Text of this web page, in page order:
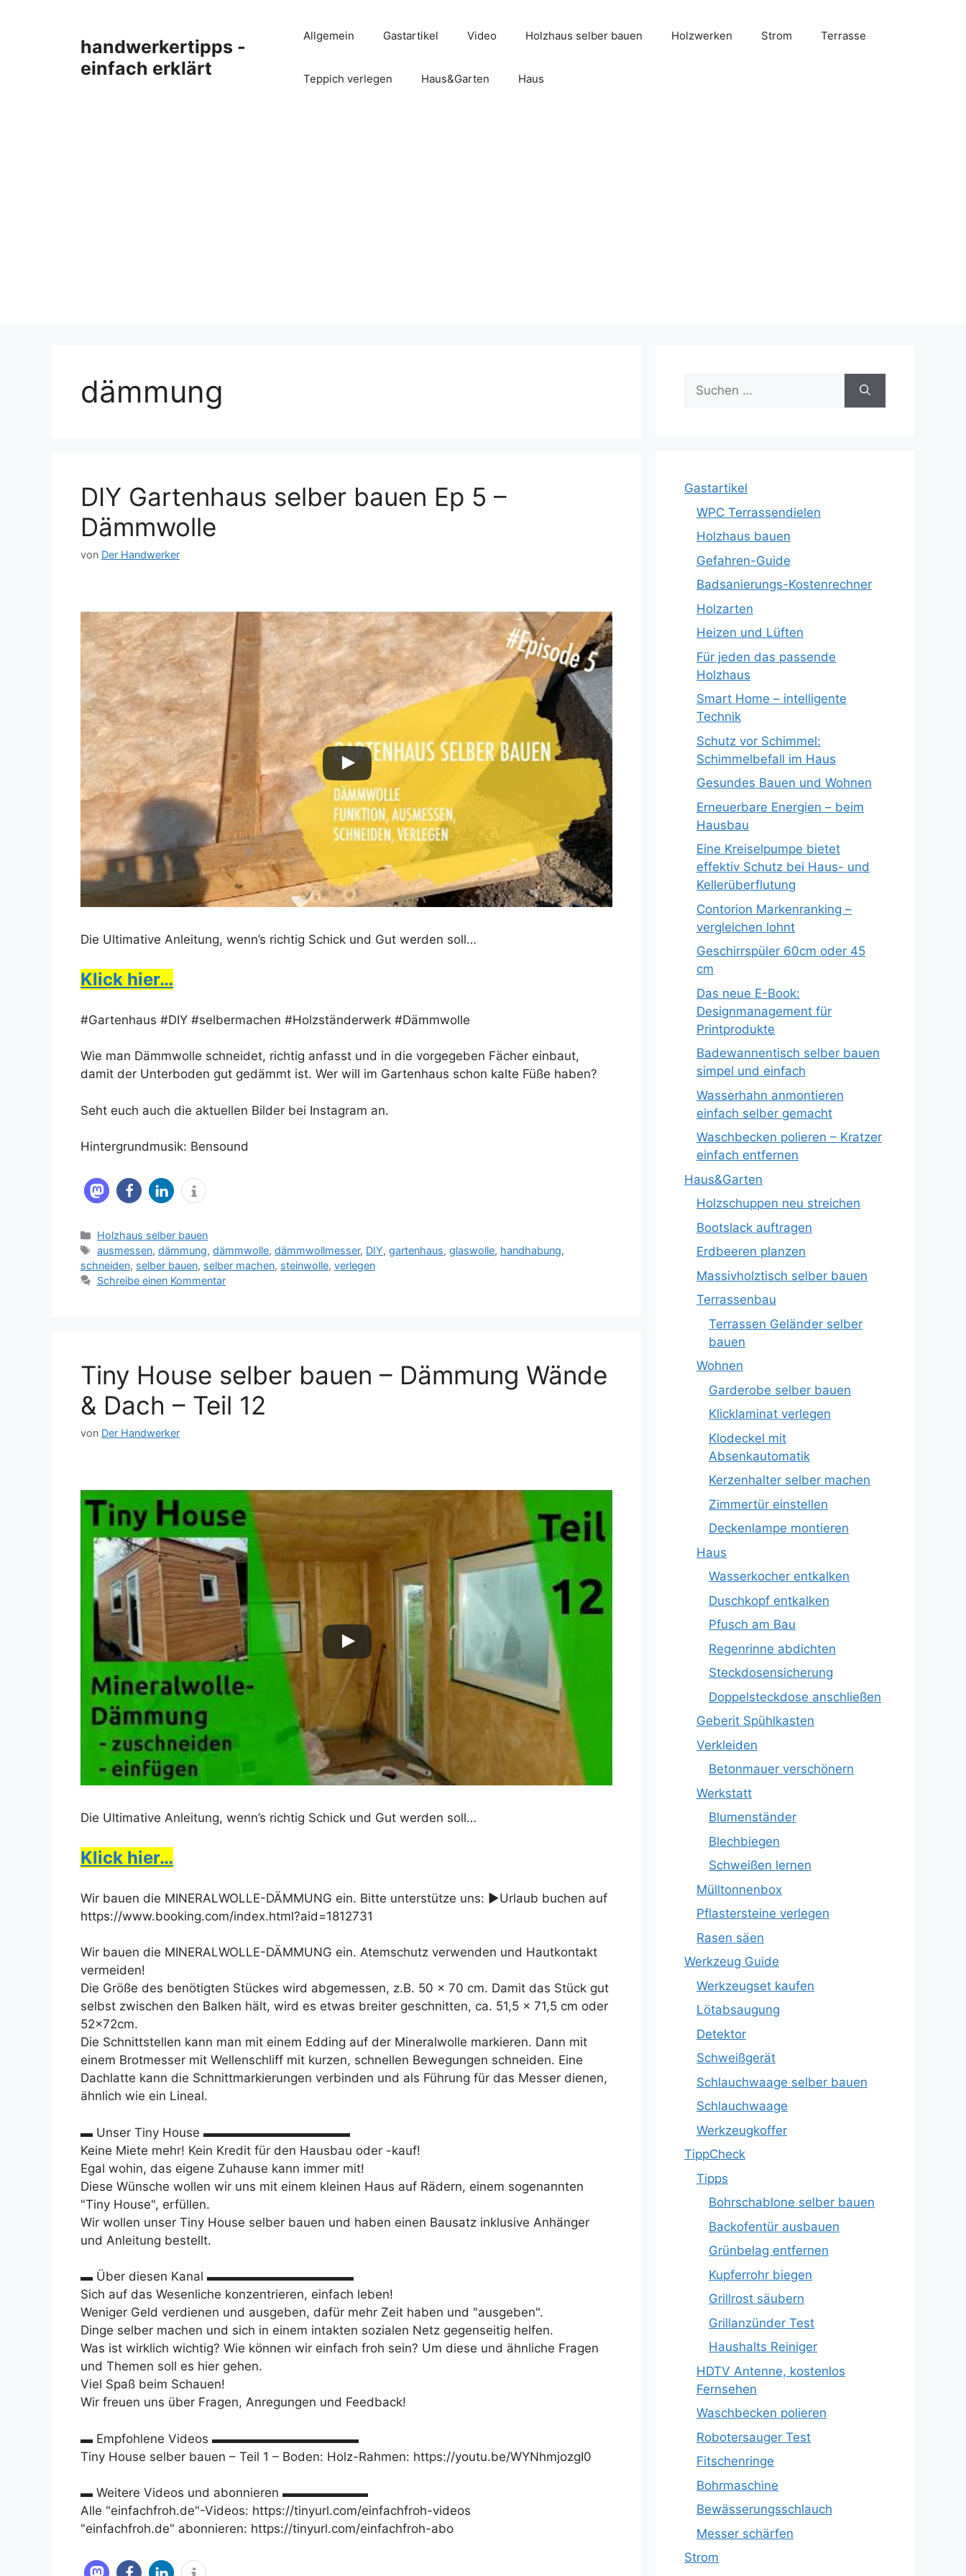
handwerkertipps -
einfach erklärt
Allgemein Gastartikel Video Holzhaus selber bauen Holzwerken Strom Terrasse
Teppich verlegen Haus&Garten Haus
dämmung
DIY Gartenhaus selber bauen Ep 5 –
Dämmwolle
von Der Handwerker
Dieses Video auf YouTube ansehen
Die Ultimative Anleitung, wenn’s richtig Schick und Gut werden soll…
Klick hier…
#Gartenhaus #DIY #selbermachen #Holzständerwerk #Dämmwolle
Wie man Dämmwolle schneidet, richtig anfasst und in die vorgegeben Fächer einbaut,
damit der Unterboden gut gedämmt ist. Wer will im Gartenhaus schon kalte Füße haben?
Seht euch auch die aktuellen Bilder bei Instagram an.
Hintergrundmusik: Bensound
Kategorien
Holzhaus selber bauen
Schlagwörter
ausmessen,dämmung,dämmwolle,dämmwollmesser, DIY,gartenhaus,glaswolle, handhabung,
schneiden, selber bauen, selber machen, steinwolle, verlegen
Schreibe einen Kommentar
Tiny House selber bauen – Dämmung Wände
& Dach – Teil 12
von Der Handwerker
Dieses Video auf YouTube ansehen
Die Ultimative Anleitung, wenn’s richtig Schick und Gut werden soll…
Klick hier…
Wir bauen die MINERALWOLLE-DÄMMUNG ein. Bitte unterstütze uns: ►Urlaub buchen auf
https://www.booking.com/index.html?aid=1812731
Wir bauen die MINERALWOLLE-DÄMMUNG ein. Atemschutz verwenden und Hautkontakt
vermeiden!
Die Größe des benötigten Stückes wird abgemessen, z.B. 50 x 70 cm. Damit das Stück gut
selbst zwischen den Balken hält, wird es etwas breiter geschnitten, ca. 51,5 x 71,5 cm oder
52x72cm.
Die Schnittstellen kann man mit einem Edding auf der Mineralwolle markieren. Dann mit
einem Brotmesser mit Wellenschliff mit kurzen, schnellen Bewegungen schneiden. Eine
Dachlatte kann die Schnittmarkierungen verbinden und als Führung für das Messer dienen,
ähnlich wie ein Lineal.
▬ Unser Tiny House ▬▬▬▬▬▬▬▬▬▬▬▬
Keine Miete mehr! Kein Kredit für den Hausbau oder -kauf!
Egal wohin, das eigene Zuhause kann immer mit!
Diese Wünsche wollen wir uns mit einem kleinen Haus auf Rädern, einem sogenannten
"Tiny House", erfüllen.
Wir wollen unser Tiny House selber bauen und haben einen Bausatz inklusive Anhänger
und Anleitung bestellt.
▬ Über diesen Kanal ▬▬▬▬▬▬▬▬▬▬▬▬
Sich auf das Wesenliche konzentrieren, einfach leben!
Weniger Geld verdienen und ausgeben, dafür mehr Zeit haben und "ausgeben".
Dinge selber machen und sich in einem intakten sozialen Netz gegenseitig helfen.
Was ist wirklich wichtig? Wie können wir einfach froh sein? Um diese und ähnliche Fragen
und Themen soll es hier gehen.
Viel Spaß beim Schauen!
Wir freuen uns über Fragen, Anregungen und Feedback!
▬ Empfohlene Videos ▬▬▬▬▬▬▬▬▬▬▬▬
Tiny House selber bauen – Teil 1 – Boden: Holz-Rahmen: https://youtu.be/WYNhmjozgI0
▬ Weitere Videos und abonnieren ▬▬▬▬▬▬▬
Alle "einfachfroh.de"-Videos: https://tinyurl.com/einfachfroh-videos
"einfachfroh.de" abonnieren: https://tinyurl.com/einfachfroh-abo
Suche
nach:
Gastartikel
WPC Terrassendielen
Holzhaus bauen
Gefahren-Guide
Badsanierungs-Kostenrechner
Holzarten
Heizen und Lüften
Für jeden das passende
Holzhaus
Smart Home – intelligente
Technik
Schutz vor Schimmel:
Schimmelbefall im Haus
Gesundes Bauen und Wohnen
Erneuerbare Energien – beim
Hausbau
Eine Kreiselpumpe bietet
effektiv Schutz bei Haus- und
Kellerüberflutung
Contorion Markenranking –
vergleichen lohnt
Geschirrspüler 60cm oder 45
cm
Das neue E-Book:
Designmanagement für
Printprodukte
Badewannentisch selber bauen
simpel und einfach
Wasserhahn anmontieren
einfach selber gemacht
Waschbecken polieren – Kratzer
einfach entfernen
Haus&Garten
Holzschuppen neu streichen
Bootslack auftragen
Erdbeeren planzen
Massivholztisch selber bauen
Terrassenbau
Terrassen Geländer selber
bauen
Wohnen
Garderobe selber bauen
Klicklaminat verlegen
Klodeckel mit
Absenkautomatik
Kerzenhalter selber machen
Zimmertür einstellen
Deckenlampe montieren
Haus
Wasserkocher entkalken
Duschkopf entkalken
Pfusch am Bau
Regenrinne abdichten
Steckdosensicherung
Doppelsteckdose anschließen
Geberit Spühlkasten
Verkleiden
Betonmauer verschönern
Werkstatt
Blumenständer
Blechbiegen
Schweißen lernen
Mülltonnenbox
Pflastersteine verlegen
Rasen säen
Werkzeug Guide
Werkzeugset kaufen
Lötabsaugung
Detektor
Schweißgerät
Schlauchwaage selber bauen
Schlauchwaage
Werkzeugkoffer
TippCheck
Tipps
Bohrschablone selber bauen
Backofentür ausbauen
Grünbelag entfernen
Kupferrohr biegen
Grillrost säubern
Grillanzünder Test
Haushalts Reiniger
HDTV Antenne, kostenlos
Fernsehen
Waschbecken polieren
Robotersauger Test
Fitschenringe
Bohrmaschine
Bewässerungsschlauch
Messer schärfen
Strom